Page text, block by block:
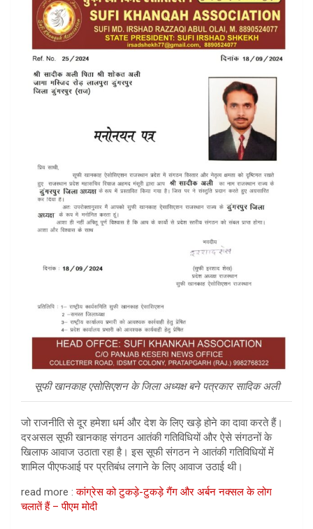
सूफी खानकाह एसोसिएशन के जिला अध्यक्ष बने पत्रकार सादिक अली
जो राजनीति से दूर हमेशा धर्म और देश के लिए खड़े होने का दावा करते हैं।
दरअसल सूफी खानकाह संगठन आतंकी गतिविधियों और ऐसे संगठनों के
खिलाफ आवाज उठाता रहा है। इस सूफी संगठन ने आतंकी गतिविधियों में
शामिल पीएफआई पर प्रतिबंध लगाने के लिए आवाज उठाई थी।
read more :कांग्रेस को टुकड़े-टुकड़े गैंग और अर्बन नक्सल के लोग
चलातें हैं – पीएम मोदी